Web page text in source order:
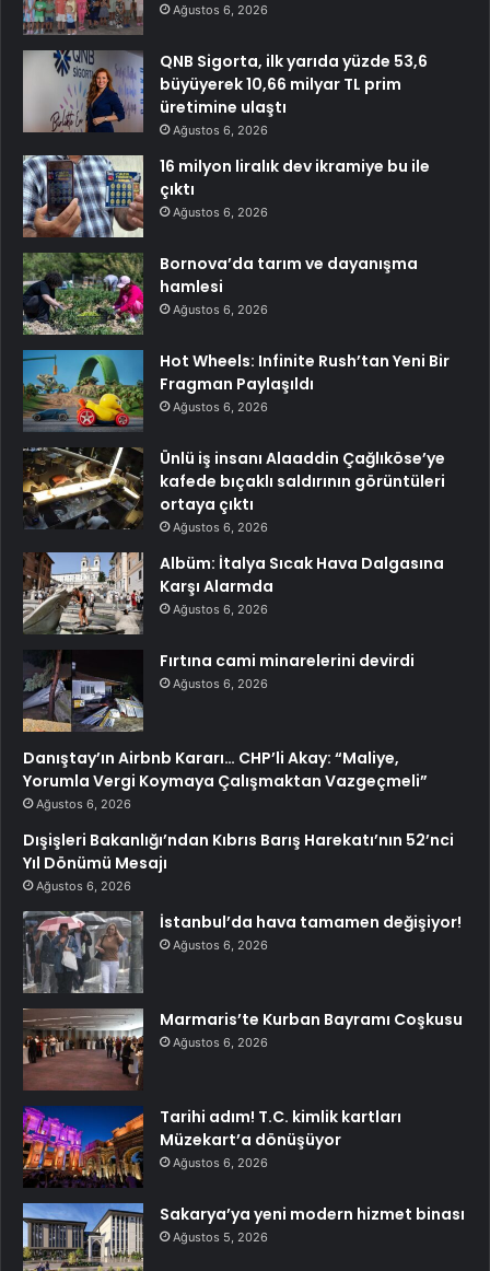
Ağustos 6, 2026
QNB Sigorta, ilk yarıda yüzde 53,6
büyüyerek 10,66 milyar TL prim
üretimine ulaştı
Ağustos 6, 2026
16 milyon liralık dev ikramiye bu ile
çıktı
Ağustos 6, 2026
Bornova’da tarım ve dayanışma
hamlesi
Ağustos 6, 2026
Hot Wheels: Infinite Rush’tan Yeni Bir
Fragman Paylaşıldı
Ağustos 6, 2026
Ünlü iş insanı Alaaddin Çağlıköse’ye
kafede bıçaklı saldırının görüntüleri
ortaya çıktı
Ağustos 6, 2026
Albüm: İtalya Sıcak Hava Dalgasına
Karşı Alarmda
Ağustos 6, 2026
Fırtına cami minarelerini devirdi
Ağustos 6, 2026
Danıştay’ın Airbnb Kararı… CHP’li Akay: “Maliye,
Yorumla Vergi Koymaya Çalışmaktan Vazgeçmeli”
Ağustos 6, 2026
Dışişleri Bakanlığı’ndan Kıbrıs Barış Harekatı’nın 52’nci
Yıl Dönümü Mesajı
Ağustos 6, 2026
İstanbul’da hava tamamen değişiyor!
Ağustos 6, 2026
Marmaris’te Kurban Bayramı Coşkusu
Ağustos 6, 2026
Tarihi adım! T.C. kimlik kartları
Müzekart’a dönüşüyor
Ağustos 6, 2026
Sakarya’ya yeni modern hizmet binası
Ağustos 5, 2026